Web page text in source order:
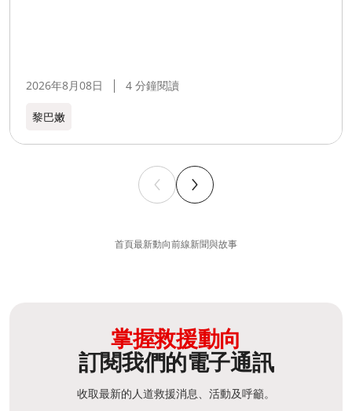
2026年8月08日 4 分鐘閱讀
黎巴嫩​
首頁最新動向前線新聞與故事
掌握救援動向
訂閱我們的電子通訊
收取最新的人道救援消息、活動及呼籲。